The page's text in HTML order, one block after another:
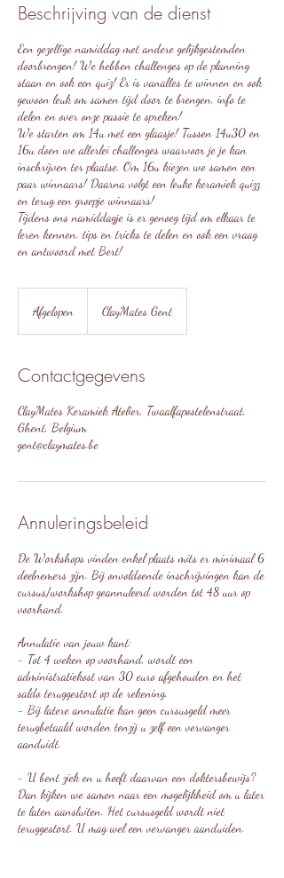
Beschrijving van de dienst
Een gezellige namiddag met andere gelijkgestemden
doorbrengen! We hebben challenges op de planning
staan en ook een quiz! Er is vanalles te winnen en ook
gewoon leuk om samen tijd door te brengen, info te
delen en over onze passie te spreken!
We starten om 14u met een glaasje! Tussen 14u30 en
16u doen we allerlei challenges waarvoor je je kan
inschrijven ter plaatse. Om 16u kiezen we samen een
paar winnaars! Daarna volgt een leuke keramiek quizz
en terug een groepje winnaars!
Tijdens ons namiddagje is er genoeg tijd om elkaar te
leren kennen, tips en tricks te delen en ook een vraag
en antwoord met Bert!
Afgelopen
l
p
e
n
ClayMates Gent
Contactgegevens
ClayMates Keramiek Atelier, Twaalfapostelenstraat,
Ghent, Belgium
gent@claymates.be
Annuleringsbeleid
De Workshops vinden enkel plaats mits er minimaal 6
deelnemers zijn. Bij onvoldoende inschrijvingen kan de
cursus/workshop geannuleerd worden tot 48 uur op
voorhand.
Annulatie van jouw kant:
- Tot 4 weken op voorhand, wordt een
administratiekost van 30 euro afgehouden en het
saldo teruggestort op de rekening.
- Bij latere annulatie kan geen cursusgeld meer
terugbetaald worden tenzij u zelf een vervanger
aanduidt.
- U bent ziek en u heeft daarvan een doktersbewijs?
Dan kijken we samen naar een mogelijkheid om u later
te laten aansluiten. Het cursusgeld wordt niet
teruggestort. U mag wel een vervanger aanduiden.